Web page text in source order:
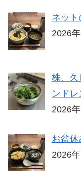
ネッ
2026
株、久
ンドレ
2026
お盆休
2026